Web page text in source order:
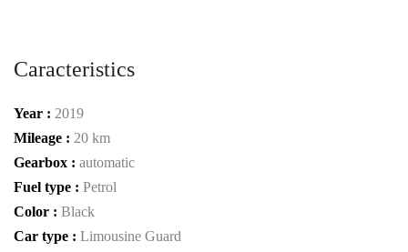
Caracteristics
Year : 2019
Mileage : 20 km
Gearbox : automatic
Fuel type : Petrol
Color : Black
Car type : Limousine Guard